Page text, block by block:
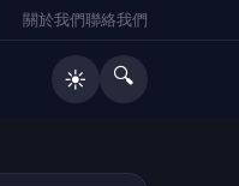
關於我們聯絡我們
☀️ 🔍